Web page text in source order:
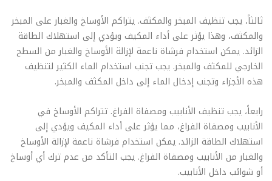
ثالثاً، يجب تنظيف المبخر والمكثف. يتراكم الأوساخ والغبار على المبخر
والمكثف، وهذا يؤثر على أداء المكيف ويؤدي إلى استهلاك الطاقة
الزائد. يمكن استخدام فرشاة ناعمة لإزالة الأوساخ والغبار من السطح
الخارجي للمكثف والمبخر. يجب تجنب استخدام الماء الكثير لتنظيف
هذه الأجزاء وتجنب إدخال الماء إلى داخل المكثف والمبخر.
رابعاً، يجب تنظيف الأنابيب ومصفاة الفراغ. تتراكم الأوساخ في
الأنابيب ومصفاة الفراغ، مما يؤثر على أداء المكيف ويؤدي إلى
استهلاك الطاقة الزائد. يمكن استخدام فرشاة ناعمة لإزالة الأوساخ
والغبار من الأنابيب ومصفاة الفراغ. يجب التأكد من عدم ترك أي أوساخ
أو شوائب داخل الأنابيب.